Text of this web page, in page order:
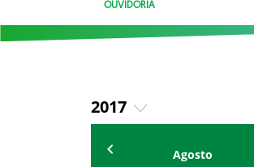
OUVIDORIA
2017
2018
Agosto